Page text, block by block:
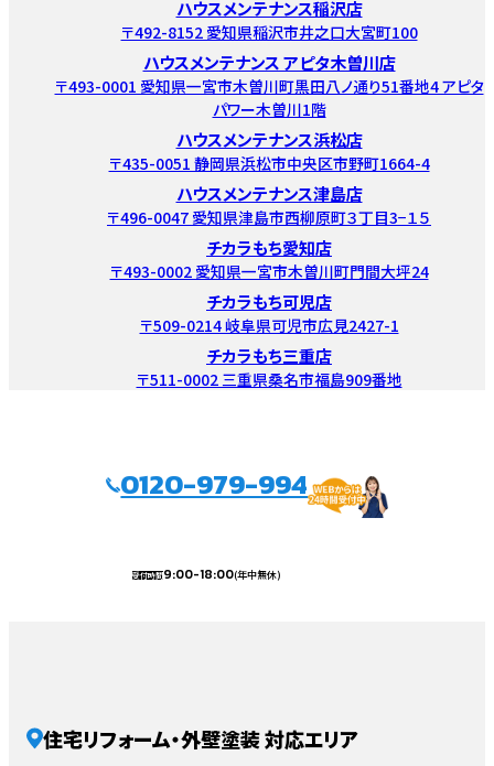
ハウスメンテナンス稲沢店
〒492-8152 愛知県稲沢市井之口大宮町100
ハウスメンテナンス アピタ木曽川店
〒493-0001 愛知県一宮市木曽川町黒田八ノ通り51番地4 アピタ
パワー木曽川1階
ハウスメンテナンス浜松店
〒435-0051 静岡県浜松市中央区市野町1664-4
ハウスメンテナンス津島店
〒496-0047 愛知県津島市西柳原町３丁目3−１５
チカラもち愛知店
〒493-0002 愛知県一宮市木曽川町門間大坪24
チカラもち可児店
〒509-0214 岐阜県可児市広見2427-1
チカラもち三重店
〒511-0002 三重県桑名市福島909番地
0120-979-994
受付時間9:00-18:00(年中無休)
住宅リフォーム・外壁塗装 対応エリア